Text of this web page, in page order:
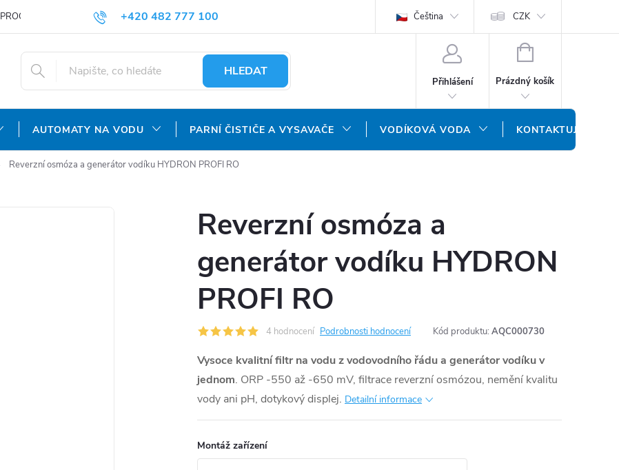
+420 482 777 100
objednavky@agroaquapro.cz
PROČ NAKUPOVAT U NÁS? DOPRAVA A PLATBA OCHRANA OSOBNÍCH ÚDAJŮ NÁŠ SLOVENSKÝ E-
Čeština CZK
HLEDAT
Přihlášení
NÁKUPNÍ
Prázdný košík
AUTOMATY NA VODU PARNÍ ČISTIČE A VYSAVAČE VODÍKOVÁ VODA KONTAKTUJTE NÁS
Reverzní osmóza a generátor vodíku HYDRON PROFI RO
Reverzní osmóza a
generátor vodíku HYDRON
PROFI RO
4 hodnocení Podrobnosti hodnocení Kód produktu: AQC000730
Vysoce kvalitní filtr na vodu z vodovodního řádu a generátor vodíku v
jednom. ORP -550 až -650 mV, filtrace reverzní osmózou, nemění kvalitu
vody ani pH, dotykový displej. Detailní informace
Montáž zařízení